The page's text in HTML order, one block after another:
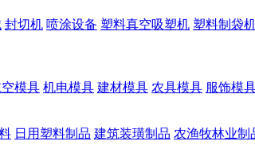
封切机 喷涂设备 塑料真空吸塑机 塑料制袋
模具 机电模具 建材模具 农具模具 服饰模
日用塑料制品 建筑装璜制品 农渔牧林业制